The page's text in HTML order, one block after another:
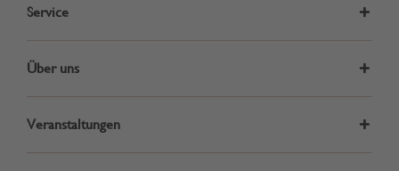
Service
Über uns
Veranstaltungen